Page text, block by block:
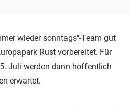
wieder sonntags"-Team gut
Rust vorbereitet. Für
Juli werden dann hoffentlich
erwartet.